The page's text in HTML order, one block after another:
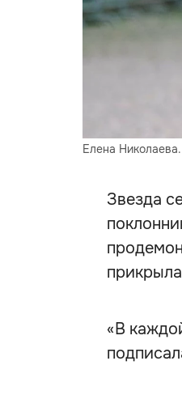
Елена
Звезда
«В